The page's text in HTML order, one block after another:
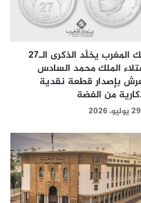
بنك المغرب يخلّد الذكرى الـ27
الملك محمد السادس
بإصدار قطعة نقدية
من الفضة
29 يوليو، 2026